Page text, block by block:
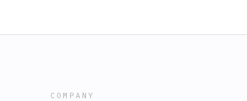
COMPANY